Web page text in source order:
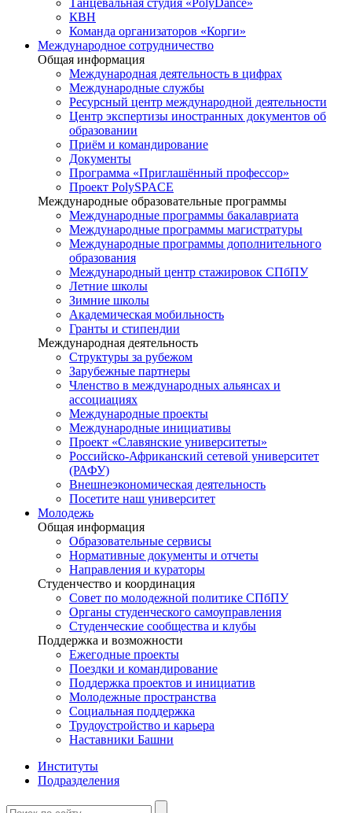
КВН
Команда организаторов «Корги»
Международное сотрудничество
Общая информация
Международная деятельность в цифрах
Международные службы
Ресурсный центр международной деятельности
Центр экспертизы иностранных документов об
образовании
Приём и командирование
Документы
Программа «Приглашённый профессор»
Проект PolySPACE
Международные образовательные программы
Международные программы бакалавриата
Международные программы магистратуры
Международные программы дополнительного
образования
Международный центр стажировок СПбПУ
Летние школы
Зимние школы
Академическая мобильность
Гранты и стипендии
Международная деятельность
Структуры за рубежом
Зарубежные партнеры
Членство в международных альянсах и
ассоциациях
Международные проекты
Международные инициативы
Проект «Славянские университеты»
Российско-Африканский сетевой университет
(РАФУ)
Внешнеэкономическая деятельность
Посетите наш университет
Молодежь
Общая информация
Образовательные сервисы
Нормативные документы и отчеты
Направления и кураторы
Студенчество и координация
Совет по молодежной политике СПбПУ
Органы студенческого самоуправления
Студенческие сообщества и клубы
Поддержка и возможности
Ежегодные проекты
Поездки и командирование
Поддержка проектов и инициатив
Молодежные пространства
Социальная поддержка
Трудоустройство и карьера
Наставники Башни
Институты
Подразделения